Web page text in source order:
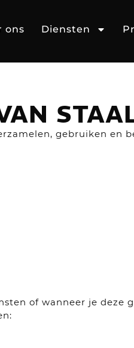
ons Diensten
gebruiken en
of wanneer je deze